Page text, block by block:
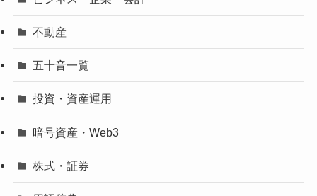
不動産
五十音一覧
投資・資産運用
暗号資産・Web3
株式・証券